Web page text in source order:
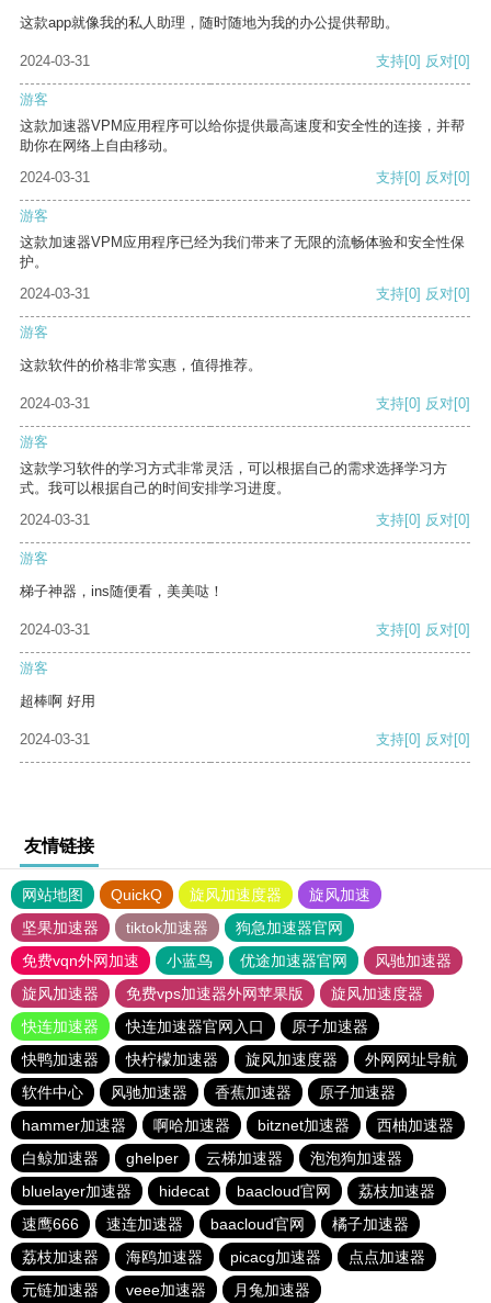
这款app就像我的私人助理，随时随地为我的办公提供帮助。
2024-03-31 支持[0] 反对[0]
游客
这款加速器VPM应用程序可以给你提供最高速度和安全性的连接，并帮
助你在网络上自由移动。
2024-03-31
支持[0] 反对[0]
游客
这款加速器VPM应用程序已经为我们带来了无限的流畅体验和安全性保
护。
2024-03-31
支持[0] 反对[0]
游客
这款软件的价格非常实惠，值得推荐。
2024-03-31 支持[0] 反对[0]
游客
这款学习软件的学习方式非常灵活，可以根据自己的需求选择学习方
式。我可以根据自己的时间安排学习进度。
2024-03-31
支持[0] 反对[0]
游客
梯子神器，ins随便看，美美哒！
2024-03-31 支持[0] 反对[0]
游客
超棒啊 好用
2024-03-31 支持[0] 反对[0]
友情链接
网站地图 QuickQ 旋风加速度器
旋风加速
坚果加速器
tiktok加速器
狗急加速器官网
免费vqn外网加速
小蓝鸟 优途加速器官网
风驰加速器
旋风加速器
免费vps加速器外网苹果版
旋风加速度器
快连加速器
快连加速器官网入口
原子加速器
快鸭加速器
快柠檬加速器 旋风加速度器
外网网址导航
软件中心
风驰加速器 香蕉加速器
原子加速器
hammer加速器
啊哈加速器 bitznet加速器
西柚加速器
白鲸加速器
ghelper 云梯加速器
泡泡狗加速器
bluelayer加速器
hidecat baacloud官网
荔枝加速器
速鹰666
速连加速器 baacloud官网
橘子加速器
荔枝加速器
海鸥加速器 picacg加速器
点点加速器
元链加速器
veee加速器 月兔加速器